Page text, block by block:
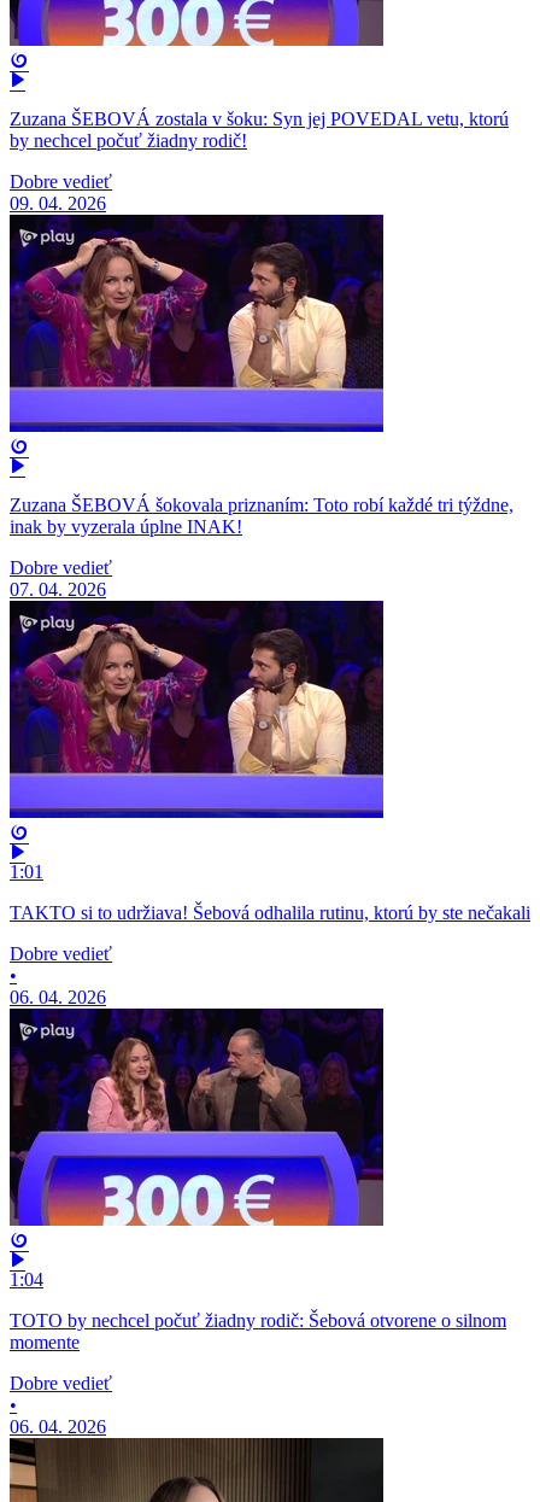
Zuzana ŠEBOVÁ zostala v šoku: Syn jej POVEDAL vetu, ktorú
by nechcel počuť žiadny rodič!
Dobre vedieť
09. 04. 2026
Zuzana ŠEBOVÁ šokovala priznaním: Toto robí každé tri týždne,
inak by vyzerala úplne INAK!
Dobre vedieť
07. 04. 2026
1:01
TAKTO si to udržiava! Šebová odhalila rutinu, ktorú by ste nečakali
Dobre vedieť
•
06. 04. 2026
1:04
TOTO by nechcel počuť žiadny rodič: Šebová otvorene o silnom
momente
Dobre vedieť
•
06. 04. 2026